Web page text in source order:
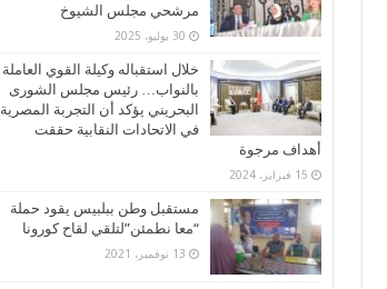
مرشحي مجلس الشيوخ
30 يوليو، 2025
خلال استقباله وكيلة القوي العاملة
بالنواب… رئيس مجلس الشورى
البحريني يؤكد أن التجربة المصرية
في الاتحادات النقابية حققت
أهداف مرجوة
15 فبراير، 2024
مستقبل وطن ببلبيس يقود حملة
“معا نطمئن”لتلقي لقاح كورونا
13 نوفمبر، 2021